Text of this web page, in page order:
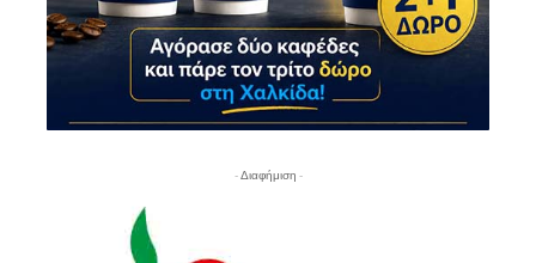
- Διαφήμιση -